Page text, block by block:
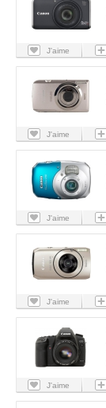
J'aime
J'aime
J'aime
J'aime
J'aime